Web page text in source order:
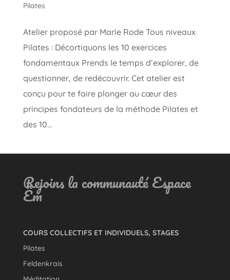
Pilates
Atelier proposé par Marie Rode Tous niveaux
Pilates : Décortiquons les 10 exercices
fondamentaux Prends le temps d’explorer, de
questionner, de redécouvrir. Cet atelier est
conçu pour te faire plonger au cœur des
principes fondateurs de la méthode Pilates et
des 10...
Rejoins la communauté Espace
Êm
COURS COLLECTIFS ET INDIVIDUELS, STAGES
Pilates
Feldenkrais